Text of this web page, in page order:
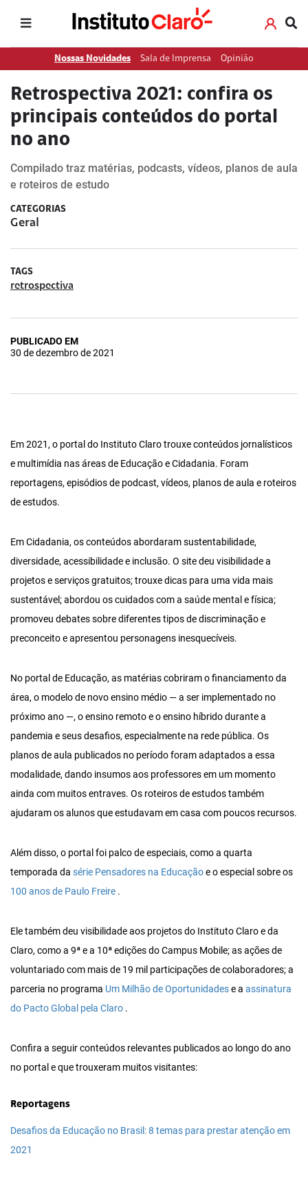
Nossas Novidades Sala de Imprensa Opinião
Retrospectiva 2021: confira os
principais conteúdos do portal
no ano
Compilado traz matérias, podcasts, vídeos, planos de aula
e roteiros de estudo
CATEGORIAS
Geral
TAGS
retrospectiva
PUBLICADO EM
30 de dezembro de 2021
Em 2021, o portal do Instituto Claro trouxe conteúdos jornalísticos
e multimídia nas áreas de Educação e Cidadania. Foram
reportagens, episódios de podcast, vídeos, planos de aula e roteiros
de estudos.
Em Cidadania, os conteúdos abordaram sustentabilidade,
diversidade, acessibilidade e inclusão. O site deu visibilidade a
projetos e serviços gratuitos; trouxe dicas para uma vida mais
sustentável; abordou os cuidados com a saúde mental e física;
promoveu debates sobre diferentes tipos de discriminação e
preconceito e apresentou personagens inesquecíveis.
No portal de Educação, as matérias cobriram o financiamento da
área, o modelo de novo ensino médio — a ser implementado no
próximo ano —, o ensino remoto e o ensino híbrido durante a
pandemia e seus desafios, especialmente na rede pública. Os
planos de aula publicados no período foram adaptados a essa
modalidade, dando insumos aos professores em um momento
ainda com muitos entraves. Os roteiros de estudos também
ajudaram os alunos que estudavam em casa com poucos recursos.
Além disso, o portal foi palco de especiais, como a quarta
temporada da série Pensadores na Educaçãoe o especial sobre os
100 anos de Paulo Freire .
Ele também deu visibilidade aos projetos do Instituto Claro e da
Claro, como a 9ª e a 10ª edições do Campus Mobile; as ações de
voluntariado com mais de 19 mil participações de colaboradores; a
parceria no programa Um Milhão de Oportunidadese a assinatura
do Pacto Global pela Claro .
Confira a seguir conteúdos relevantes publicados ao longo do ano
no portal e que trouxeram muitos visitantes:
Reportagens
Desafios da Educação no Brasil: 8 temas para prestar atenção em
2021